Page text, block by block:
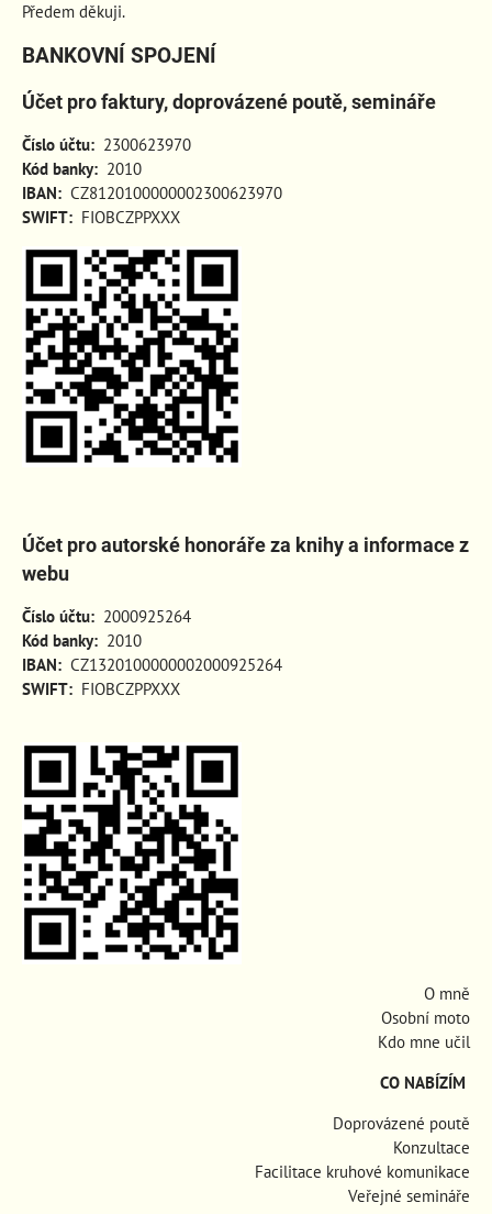
Předem děkuji.
BANKOVNÍ SPOJENÍ
Účet pro faktury, doprovázené poutě, semináře
Číslo účtu: 2300623970
Kód banky: 2010
IBAN: CZ8120100000002300623970
SWIFT: FIOBCZPPXXX
Účet pro autorské honoráře za knihy a informace z
webu
Číslo účtu: 2000925264
Kód banky: 2010
IBAN: CZ1320100000002000925264
SWIFT: FIOBCZPPXXX
O mně
Osobní moto
Kdo mne učil
CO NABÍZÍM
Doprovázené poutě
Konzultace
Facilitace kruhové komunikace
Veřejné semináře